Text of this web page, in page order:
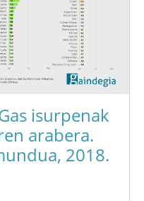
isurpenak
arabera.
2018.